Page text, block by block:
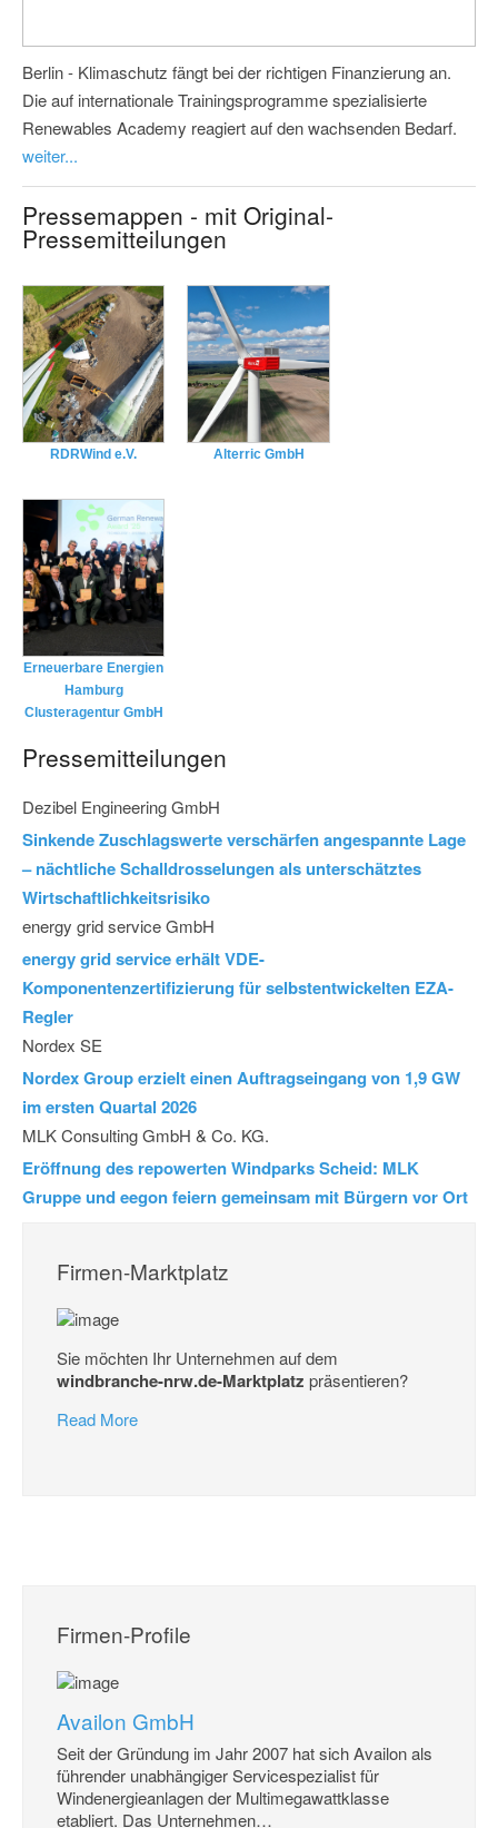
Berlin - Klimaschutz fängt bei der richtigen Finanzierung an.
Die auf internationale Trainingsprogramme spezialisierte
Renewables Academy reagiert auf den wachsenden Bedarf.
weiter...
Pressemappen - mit Original-
Pressemitteilungen
RDRWind e.V. Alterric GmbH
Erneuerbare Energien
Hamburg
Clusteragentur GmbH
Pressemitteilungen
Dezibel Engineering GmbH
Sinkende Zuschlagswerte verschärfen angespannte Lage
– nächtliche Schalldrosselungen als unterschätztes
Wirtschaftlichkeitsrisiko
energy grid service GmbH
energy grid service erhält VDE-
Komponentenzertifizierung für selbstentwickelten EZA-
Regler
Nordex SE
Nordex Group erzielt einen Auftragseingang von 1,9 GW
im ersten Quartal 2026
MLK Consulting GmbH & Co. KG.
Eröffnung des repowerten Windparks Scheid: MLK
Gruppe und eegon feiern gemeinsam mit Bürgern vor Ort
Firmen-Marktplatz
Sie möchten Ihr Unternehmen auf dem
windbranche-nrw.de-Marktplatz präsentieren?
Read More
Firmen-Profile
Availon GmbH
Seit der Gründung im Jahr 2007 hat sich Availon als
führender unabhängiger Servicespezialist für
Windenergieanlagen der Multimegawattklasse
etabliert. Das Unternehmen…